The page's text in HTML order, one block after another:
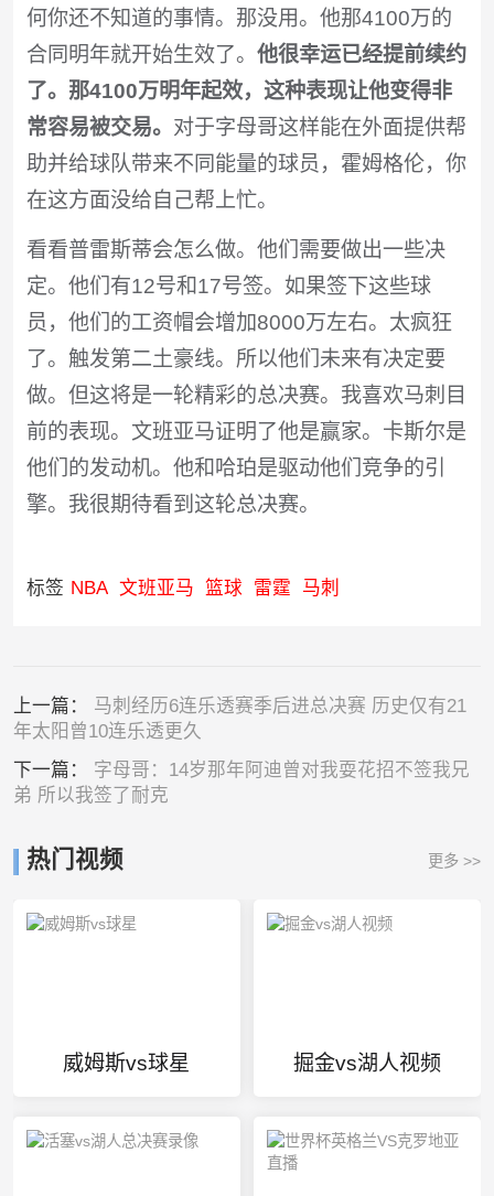
何你还不知道的事情。那没用。他那4100万的
合同明年就开始生效了。 他很幸运已经提前续约
了。那4100万明年起效，这种表现让他变得非
常容易被交易。 对于字母哥这样能在外面提供帮
助并给球队带来不同能量的球员，霍姆格伦，你
在这方面没给自己帮上忙。
看看普雷斯蒂会怎么做。他们需要做出一些决
定。他们有12号和17号签。如果签下这些球
员，他们的工资帽会增加8000万左右。太疯狂
了。触发第二土豪线。所以他们未来有决定要
做。但这将是一轮精彩的总决赛。我喜欢马刺目
前的表现。文班亚马证明了他是赢家。卡斯尔是
他们的发动机。他和哈珀是驱动他们竞争的引
擎。我很期待看到这轮总决赛。
标签 NBA 文班亚马 篮球 雷霆 马刺
上一篇： 马刺经历6连乐透赛季后进总决赛 历史仅有21
年太阳曾10连乐透更久
下一篇： 字母哥：14岁那年阿迪曾对我耍花招不签我兄
弟 所以我签了耐克
热门视频 更多 >>
威姆斯vs球星 掘金vs湖人视频